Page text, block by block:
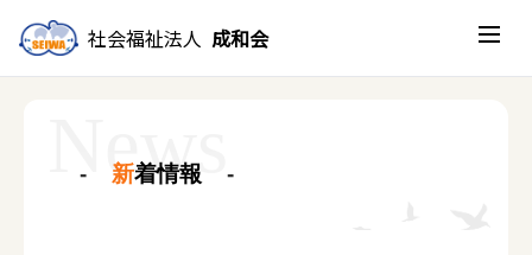
社会福祉法人 成和会
新着情報